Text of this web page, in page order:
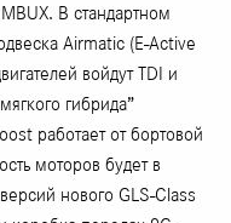
В стандартном
Airmatic (E-Active
войдут TDI и
гибрида”
работает от бортовой
моторов будет в
нового GLS-Class